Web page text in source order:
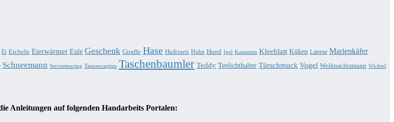
Ei Eicheln Eierwärmer Eule Geschenk Giraffe Hase Hufeisen Huhn Hund Igel Kastanien Kleeblatt Küken Laterne Marienkäfer
Schneemann Serviettenring Tannenzapfen Taschenbaumler Teddy Teelichthalter Türschmuck Vogel Weihnachtsmann Wichtel
Anleitungen auf folgenden Handarbeits Portalen: